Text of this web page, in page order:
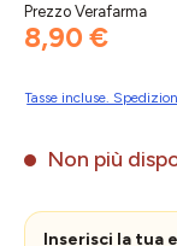
Prezzo Verafarma
8,90 €
Tasse incluse.
Non più
Inserisci la tua